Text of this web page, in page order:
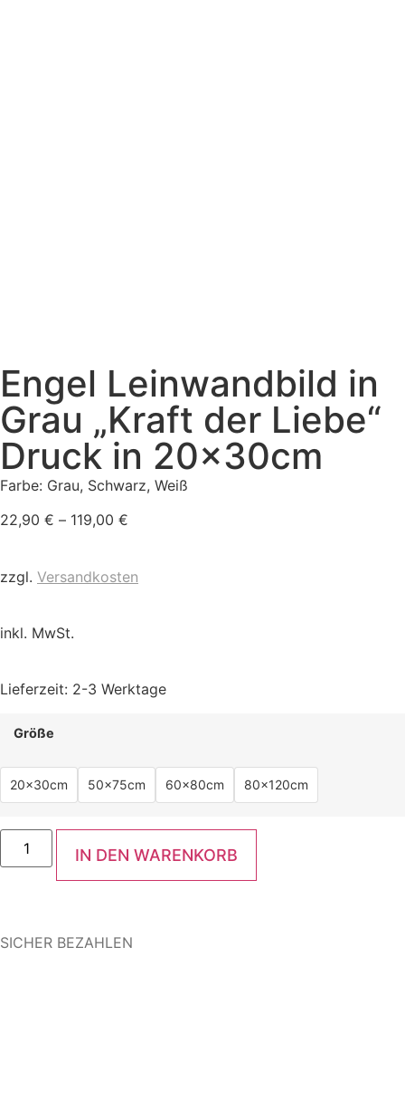
Engel Leinwandbild in
Grau „Kraft der Liebe“
Druck in 20x30cm
Farbe: Grau, Schwarz, Weiß
22,90 € – 119,00 €
zzgl. Versandkosten
inkl. MwSt.
Lieferzeit: 2-3 Werktage
Größe
20x30cm 50x75cm 60x80cm 80x120cm
IN DEN WARENKORB
SICHER BEZAHLEN